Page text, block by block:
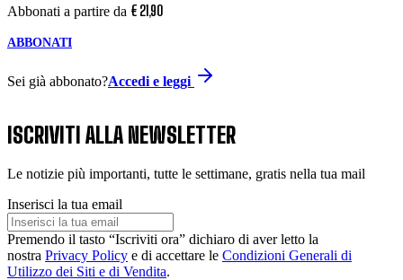
Abbonati a partire da € 21,90
ABBONATI
Sei già abbonato?Accedi e leggi
ISCRIVITI ALLA NEWSLETTER
Le notizie più importanti, tutte le settimane, gratis nella tua mail
Inserisci la tua email
Premendo il tasto “Iscriviti ora” dichiaro di aver letto la
nostra Privacy Policy e di accettare le Condizioni Generali di
Utilizzo dei Siti e di Vendita.